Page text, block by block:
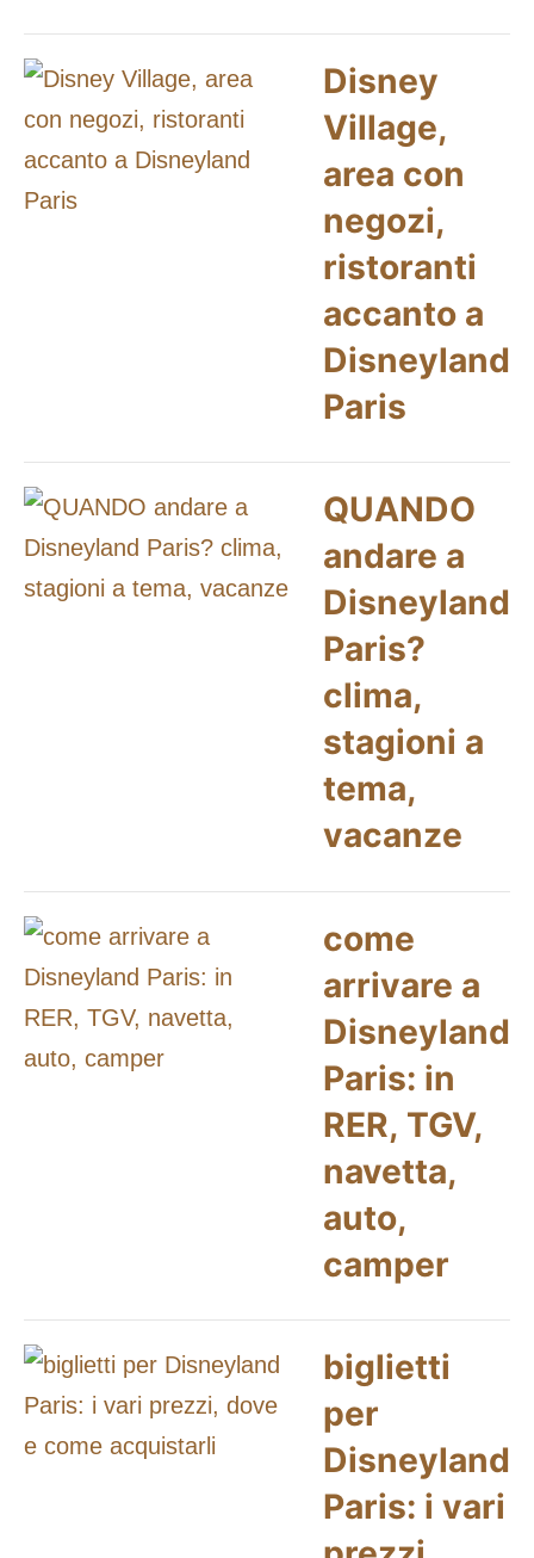
Disney
Village,
area con
negozi,
ristoranti
accanto a
Disneyland
Paris
QUANDO
andare a
Disneyland
Paris?
clima,
stagioni a
tema,
vacanze
come
arrivare a
Disneyland
Paris: in
RER, TGV,
navetta,
auto,
camper
biglietti
per
Disneyland
Paris: i vari